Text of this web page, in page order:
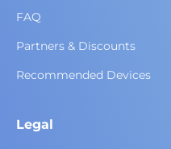
FAQ
Partners & Discounts
Recommended Devices
Legal